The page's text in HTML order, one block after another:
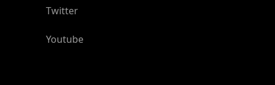
Twitter
Youtube